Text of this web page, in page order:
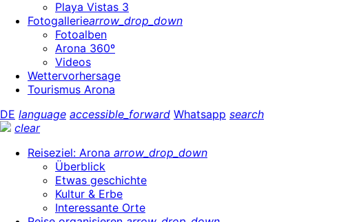
Playa Vistas 3
Fotogalleriearrow_drop_down
Fotoalben
Arona 360º
Videos
Wettervorhersage
Tourismus Arona
DE language accessible_forward Whatsapp search
clear
Reiseziel: Arona arrow_drop_down
Überblick
Etwas geschichte
Kultur & Erbe
Interessante Orte